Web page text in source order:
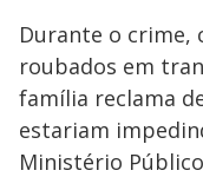
Durante o crime,
roubados em
família reclama
estariam
Ministério